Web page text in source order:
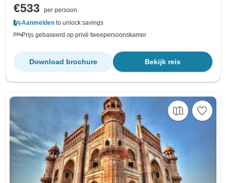
€533
per persoon
Aanmelden to unlock savings
Prijs gebaseerd op privé tweepersoonskamer
Bekijk reis
Download brochure